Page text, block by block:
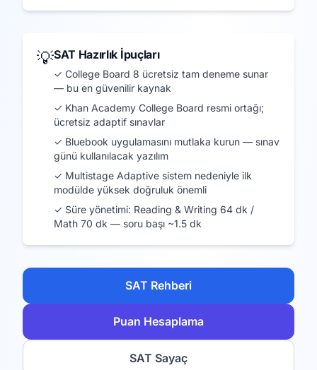
💡SAT Hazırlık İpuçları
✓ College Board 8 ücretsiz tam deneme sunar
— bu en güvenilir kaynak
✓ Khan Academy College Board resmi ortağı;
ücretsiz adaptif sınavlar
✓ Bluebook uygulamasını mutlaka kurun — sınav
günü kullanılacak yazılım
✓ Multistage Adaptive sistem nedeniyle ilk
modülde yüksek doğruluk önemli
✓ Süre yönetimi: Reading & Writing 64 dk /
Math 70 dk — soru başı ~1.5 dk
SAT Rehberi
Puan Hesaplama
SAT Sayaç